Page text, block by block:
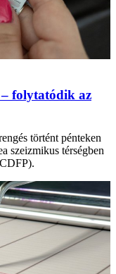
folytatódik az
történt pénteken
szeizmikus térségben